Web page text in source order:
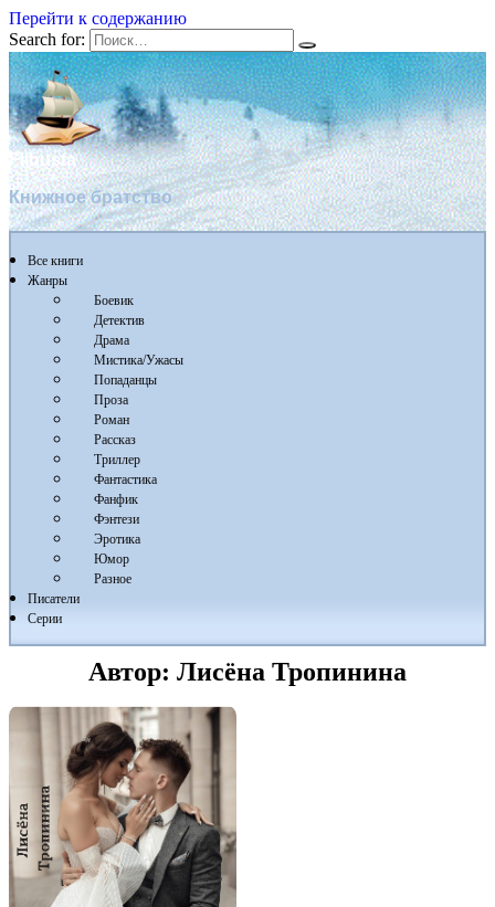
Перейти к содержанию
Search for:
Flibusta
Книжное братство
Все книги
Жанры
Боевик
Детектив
Драма
Мистика/Ужасы
Попаданцы
Проза
Роман
Рассказ
Триллер
Фантастика
Фанфик
Фэнтези
Эротика
Юмор
Разное
Писатели
Серии
Автор: Лисёна Тропинина